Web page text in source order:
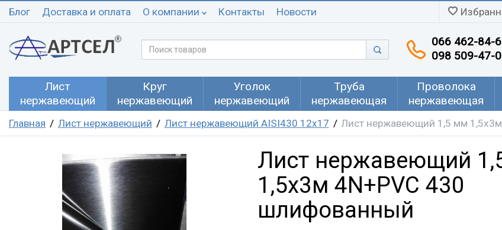
Блог Доставка и оплата О компании Контакты Новости
066 462-84-
098 509-47-
Лист
нержавеющий
Круг
нержавеющий
Уголок
нержавеющий
Труба
нержавеющая
Проволока
нержавеющая
Главная Лист нержавеющий Лист нержавеющий AISI430 12х17 Лист нержавеющий 1,5 мм
Лист нержавеющий
1,5х3м 4N+PVC 430
шлифованный